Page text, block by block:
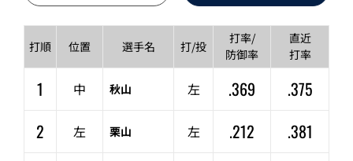
打順 位置 選手名 打/投
打率/
防御率
直近
打率
1 中 秋山 左 .369
.375
2
左 栗山 左 .212
.381